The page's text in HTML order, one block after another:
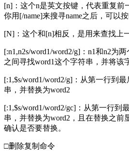
[n]：这个n是英文按键，代表重复前
你用[/name]来搜寻name之后，可以
[N]：这个和[n]相反，是用来查找上
[:n1,n2s/word1/word2/g]：n1和n2为
之间寻找word1这个字符串，并将该
[:1,$s/word1/word2/g]：从第一行到
串，并替换为word2
[:1,$s/word1/word2/gc]：从第一行到
串，并替换为word2，且在替换之前
确认是否要替换。
□删除复制命令